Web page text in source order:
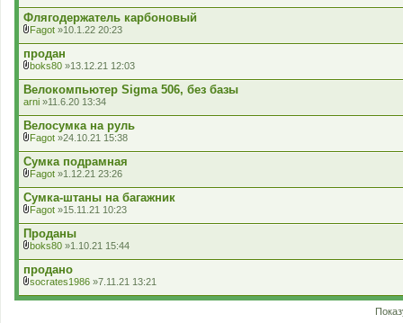
к
л
а
д
е
н
н
я
Флягодержатель карбоновый
к
л
а
д
е
н
н
я
Fagot »10.1.22 20:23
продан
к
л
а
д
е
н
н
я
boks80 »13.12.21 12:03
Велокомпьютер Sigma 506, без базы
arni »11.6.20 13:34
Велосумка на руль
к
л
а
д
е
н
н
я
Fagot »24.10.21 15:38
Сумка подрамная
к
л
а
д
е
н
н
я
Fagot »1.12.21 23:26
Сумка-штаны на багажник
к
л
а
д
е
н
н
Fagot »15.11.21 10:23
Проданы
к
л
а
д
boks80 »1.10.21 15:44
продано
к
socrates1986 »7.11.21 13:21